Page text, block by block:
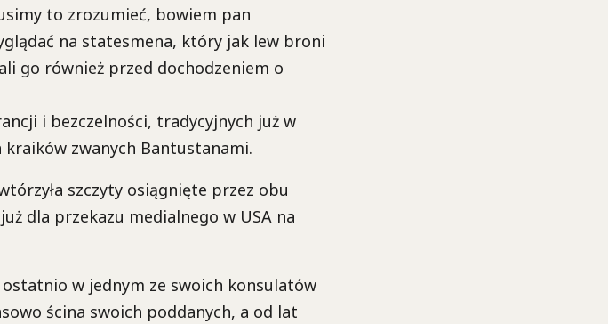
to zrozumieć, bowiem pan
na statesmena, który jak lew broni
go również przed dochodzeniem o
i bezczelności, tradycyjnych już w
zwanych Bantustanami.
szczyty osiągnięte przez obu
dla przekazu medialnego w USA na
w jednym ze swoich konsulatów
ścina swoich poddanych, a od lat